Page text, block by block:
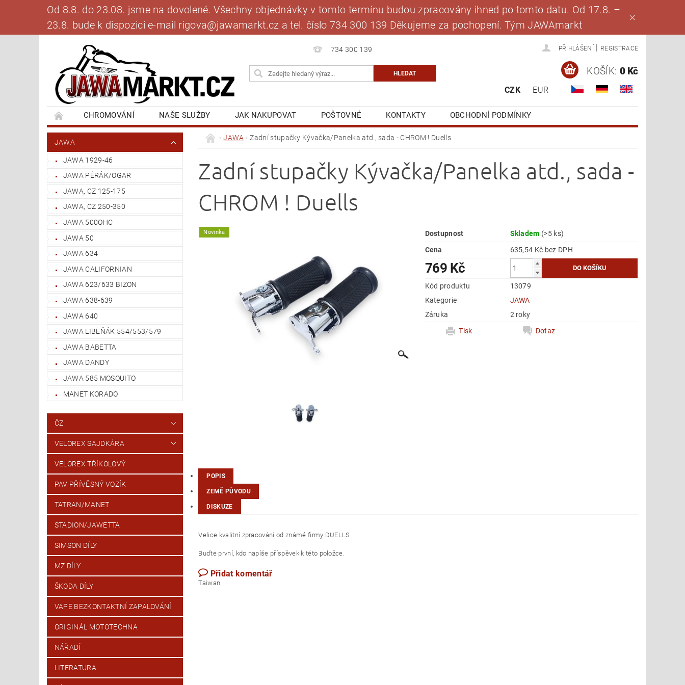
Od 8.8. do 23.08. jsme na dovolené. Všechny objednávky v tomto termínu budou zpracovány ihned po tomto datu. Od 17.8. –
23.8. bude k dispozici e-mail rigova@jawamarkt.cz a tel. číslo 734 300 139 Děkujeme za pochopení. Tým JAWAmarkt
734 300 139 PŘIHLÁŠENÍ REGISTRACE
CZK EUR
KOŠÍK: 0 Kč
CHROMOVÁNÍ NAŠE SLUŽBY JAK NAKUPOVAT POŠTOVNÉ KONTAKTY
OBCHODNÍ PODMÍNKY
BANKOVNÍ SPOJENÍ
NAPIŠTE NÁM BLOG MOJE OBJEDNÁVKA
JAWA
JAWA 1929-46
JAWA PÉRÁK/OGAR
JAWA, CZ 125-175
JAWA, CZ 250-350
JAWA 500OHC
JAWA 50
JAWA 634
JAWA CALIFORNIAN
JAWA 623/633 BIZON
JAWA 638-639
JAWA 640
JAWA LIBEŇÁK 554/553/579
JAWA BABETTA
JAWA DANDY
JAWA 585 MOSQUITO
MANET KORADO
ČZ
VELOREX SAJDKÁRA
VELOREX TŘÍKOLOVÝ
PAV PŘÍVĚSNÝ VOZÍK
TATRAN/MANET
STADION/JAWETTA
SIMSON DÍLY
MZ DÍLY
ŠKODA DÍLY
VAPE BEZKONTAKTNÍ ZAPALOVÁNÍ
ORIGINÁL MOTOTECHNA
NÁŘADÍ
LITERATURA
JAWA Zadní stupačky Kývačka/Panelka atd., sada - CHROM ! Duells
Zadní stupačky Kývačka/Panelka atd., sada -
CHROM ! Duells
Novinka Dostupnost Skladem (>5 ks)
Cena
635,54 Kč bez DPH
769 Kč
Kód produktu
13079
Kategorie
JAWA
Záruka
2 roky
Tisk
Dotaz
POPIS
ZEMĚ PŮVODU
DISKUZE
Velice kvalitní zpracování od známé firmy DUELLS
Buďte první, kdo napíše příspěvek k této položce.
Přidat komentář
Taiwan